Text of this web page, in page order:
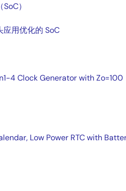
）
用优化的 SoC
4 Clock Generator with Zo=100
Low Power RTC with